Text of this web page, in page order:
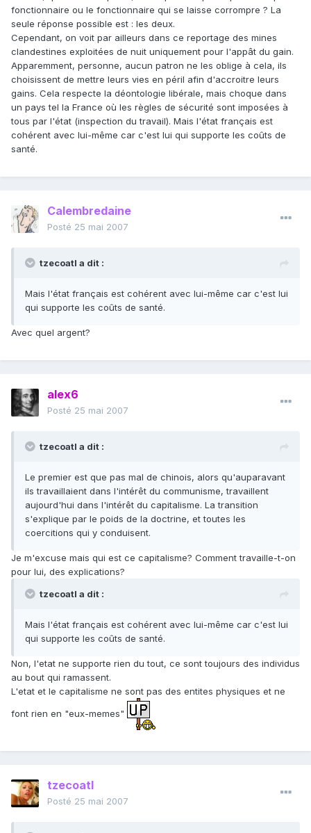
fonctionnaire ou le fonctionnaire qui se laisse corrompre ? La
seule réponse possible est : les deux.
Cependant, on voit par ailleurs dans ce reportage des mines
clandestines exploitées de nuit uniquement pour l'appât du gain.
Apparemment, personne, aucun patron ne les oblige à cela, ils
choisissent de mettre leurs vies en péril afin d'accroitre leurs
gains. Cela respecte la déontologie libérale, mais choque dans
un pays tel la France où les règles de sécurité sont imposées à
tous par l'état (inspection du travail). Mais l'état français est
cohérent avec lui-même car c'est lui qui supporte les coûts de
santé.
Calembredaine
Posté 25 mai 2007
tzecoatl a dit :
Mais l'état français est cohérent avec lui-même car c'est lui
qui supporte les coûts de santé.
Avec quel argent?
alex6
Posté 25 mai 2007
tzecoatl a dit :
Le premier est que pas mal de chinois, alors qu'auparavant
ils travaillaient dans l'intérêt du communisme, travaillent
aujourd'hui dans l'intérêt du capitalisme. La transition
s'explique par le poids de la doctrine, et toutes les
coercitions qui y conduisent.
Je m'excuse mais qui est ce capitalisme? Comment travaille-t-on
pour lui, des explications?
tzecoatl a dit :
Mais l'état français est cohérent avec lui-même car c'est lui
qui supporte les coûts de santé.
Non, l'etat ne supporte rien du tout, ce sont toujours des individus
au bout qui ramassent.
L'etat et le capitalisme ne sont pas des entites physiques et ne
font rien en "eux-memes"
tzecoatl
Posté 25 mai 2007